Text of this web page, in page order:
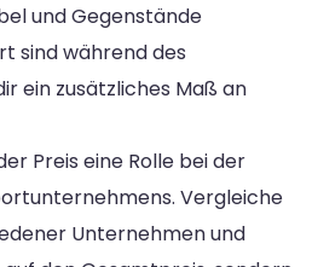
und Gegenstände
sind während des
ein zusätzliches Maß an
Preis eine Rolle bei der
Vergleiche
Unternehmen und